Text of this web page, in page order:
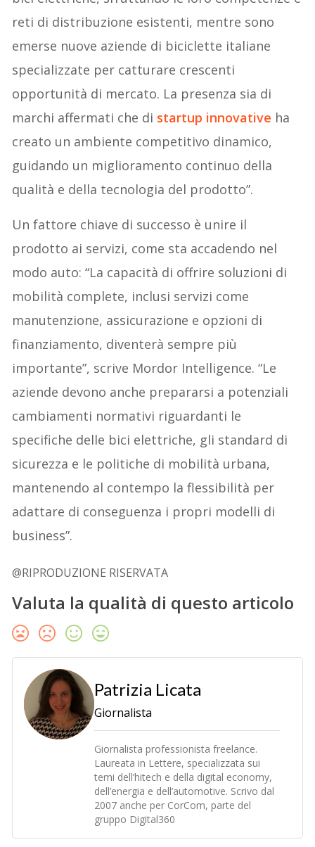
reti di distribuzione esistenti, mentre sono
emerse nuove aziende di biciclette italiane
specializzate per catturare crescenti
opportunità di mercato. La presenza sia di
marchi affermati che di startup innovative ha
creato un ambiente competitivo dinamico,
guidando un miglioramento continuo della
qualità e della tecnologia del prodotto”.
Un fattore chiave di successo è unire il
prodotto ai servizi, come sta accadendo nel
modo auto: “La capacità di offrire soluzioni di
mobilità complete, inclusi servizi come
manutenzione, assicurazione e opzioni di
finanziamento, diventerà sempre più
importante”, scrive Mordor Intelligence. “Le
aziende devono anche prepararsi a potenziali
cambiamenti normativi riguardanti le
specifiche delle bici elettriche, gli standard di
sicurezza e le politiche di mobilità urbana,
mantenendo al contempo la flessibilità per
adattare di conseguenza i propri modelli di
business”.
@RIPRODUZIONE RISERVATA
Valuta la qualità di questo articolo
Patrizia Licata
Giornalista
Giornalista professionista freelance.
Laureata in Lettere, specializzata sui
temi dell’hitech e della digital economy,
dell’energia e dell’automotive. Scrivo dal
2007 anche per CorCom, parte del
gruppo Digital360